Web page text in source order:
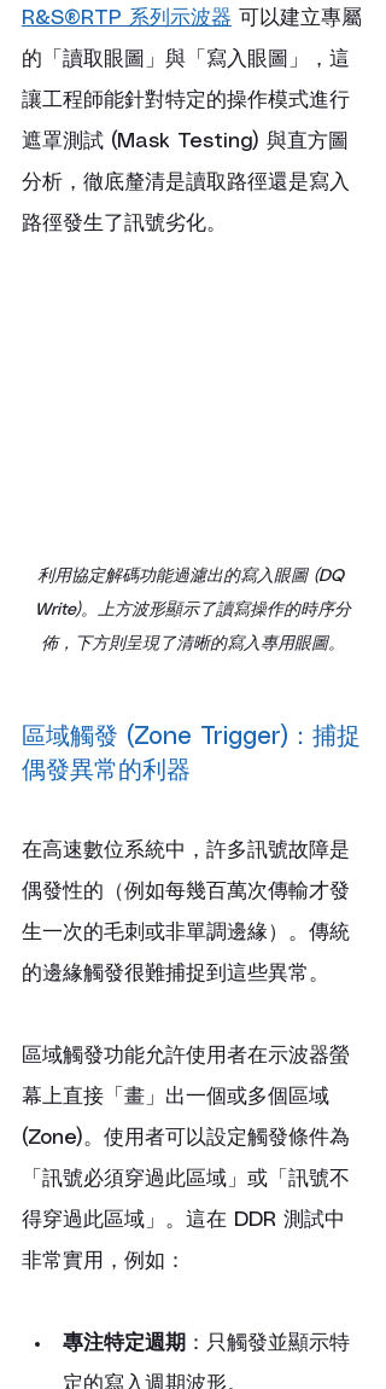
R&S®RTP 系列示波器 可以建立專屬
的「讀取眼圖」與「寫入眼圖」，這
讓工程師能針對特定的操作模式進行
遮罩測試 (Mask Testing) 與直方圖
分析，徹底釐清是讀取路徑還是寫入
路徑發生了訊號劣化。
利用協定解碼功能過濾出的寫入眼圖 (DQ
Write)。上方波形顯示了讀寫操作的時序分
佈，下方則呈現了清晰的寫入專用眼圖。
區域觸發 (Zone Trigger)：捕捉
偶發異常的利器
在高速數位系統中，許多訊號故障是
偶發性的（例如每幾百萬次傳輸才發
生一次的毛刺或非單調邊緣）。傳統
的邊緣觸發很難捕捉到這些異常。
區域觸發功能允許使用者在示波器螢
幕上直接「畫」出一個或多個區域
(Zone)。使用者可以設定觸發條件為
「訊號必須穿過此區域」或「訊號不
得穿過此區域」。這在 DDR 測試中
非常實用，例如：
專注特定週期 ：只觸發並顯示特
定的寫入週期波形。